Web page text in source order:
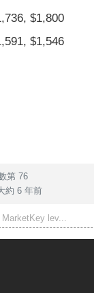
$1,800
$1,546
第 76
約 6 年前
lev...